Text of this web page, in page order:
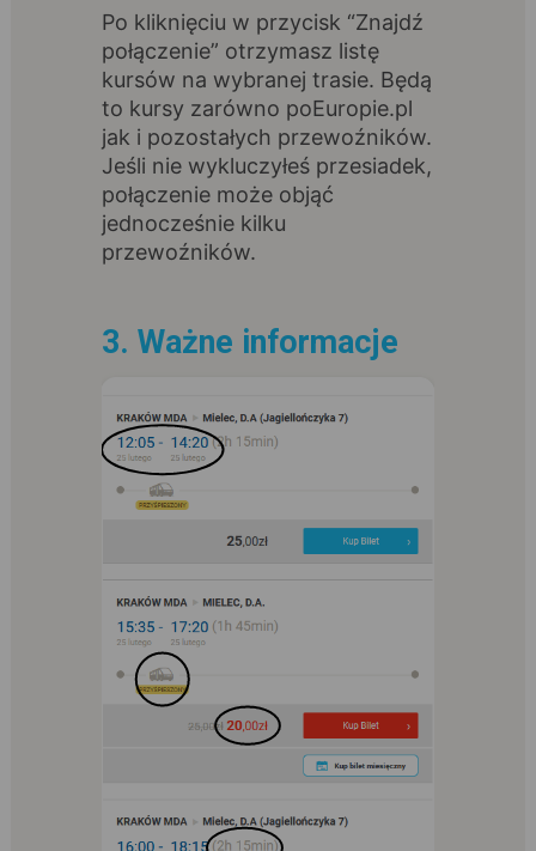
Po kliknięciu w przycisk “Znajdź
połączenie” otrzymasz listę
kursów na wybranej trasie. Będą
to kursy zarówno poEuropie.pl
jak i pozostałych przewoźników.
Jeśli nie wykluczyłeś przesiadek,
połączenie może objąć
jednocześnie kilku
przewoźników.
3. Ważne informacje